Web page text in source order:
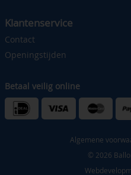
Klantenservice
Contact
Openingstijden
Betaal veilig online
Algemene
© 2026